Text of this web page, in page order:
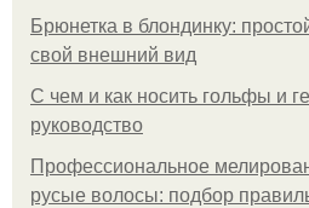
Брюнетка в блондинку:
свой внешний вид
С чем и как носить гольфы и
руководство
Профессиональное
русые волосы: подбор